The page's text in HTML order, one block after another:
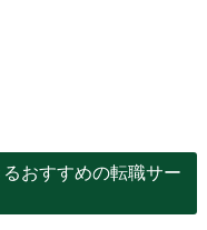
おすすめの転職サー